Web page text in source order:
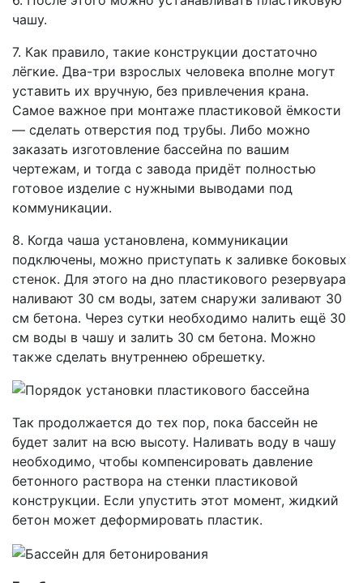
чашу.
7. Как правило, такие конструкции достаточно
лёгкие. Два-три взрослых человека вполне могут
уставить их вручную, без привлечения крана.
Самое важное при монтаже пластиковой ёмкости
— сделать отверстия под трубы. Либо можно
заказать изготовление бассейна по вашим
чертежам, и тогда с завода придёт полностью
готовое изделие с нужными выводами под
коммуникации.
8. Когда чаша установлена, коммуникации
подключены, можно приступать к заливке боковых
стенок. Для этого на дно пластикового резервуара
наливают 30 см воды, затем снаружи заливают 30
см бетона. Через сутки необходимо налить ещё 30
см воды в чашу и залить 30 см бетона. Можно
также сделать внутреннею обрешетку.
Так продолжается до тех пор, пока бассейн не
будет залит на всю высоту. Наливать воду в чашу
необходимо, чтобы компенсировать давление
бетонного раствора на стенки пластиковой
конструкции. Если упустить этот момент, жидкий
бетон может деформировать пластик.